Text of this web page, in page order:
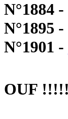
N°1884
N°1895
N°1901 -
OUF